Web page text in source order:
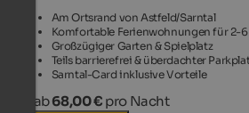
Am Ortsrand von Astfeld/Sarntal
Komfortable Ferienwohnungen für 2-6
Großzügiger Garten & Spielplatz
Teils barrierefrei & überdachter
Sarntal-Card inklusive Vorteile
ab68,00 € pro Nacht